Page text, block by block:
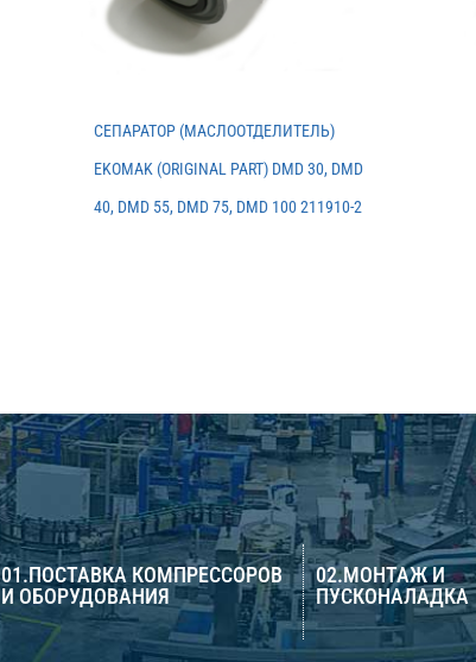
СЕПАРАТОР (МАСЛООТДЕЛИТЕЛЬ)
EKOMAK (ORIGINAL PART) DMD 30, DMD
40, DMD 55, DMD 75, DMD 100 211910-2
01.ПОСТАВКА КОМПРЕССОРОВ
И ОБОРУДОВАНИЯ
02.МОНТАЖ И
ПУСКОНАЛАДКА